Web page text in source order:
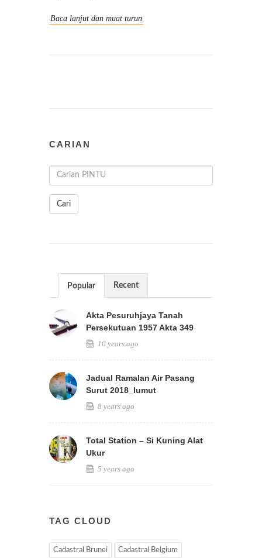
Baca lanjut dan muat turun
CARIAN
Cari
Popular Recent
Akta Pesuruhjaya Tanah
Persekutuan 1957 Akta 349
10 years ago
Jadual Ramalan Air Pasang
Surut 2018_lumut
8 years ago
Total Station – Si Kuning Alat
Ukur
5 years ago
TAG CLOUD
Cadastral Brunei Cadastral Belgium